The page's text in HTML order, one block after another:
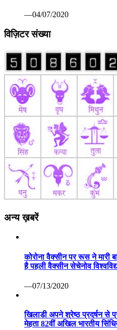
—04/07/2020
विज़िटर संख्या
अन्य ख़बरें
कोरोना वैक्सीन पर रूस ने
है पहली वैक्सीन सेचेनोव
—07/13/2020
खिलाडी अपने श्रेष्ठ प्रदर्षन से
मेहता 82वीं अखिल भारतीय